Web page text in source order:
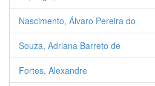
Nascimento, Álvaro Pereira do
Souza, Adriana Barreto de
Fortes, Alexandre